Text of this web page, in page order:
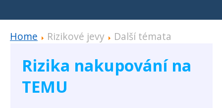
Home Rizikové jevy Další témata
Rizika nakupování na
TEMU